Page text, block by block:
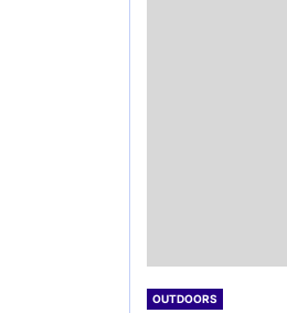
OUTDOORS